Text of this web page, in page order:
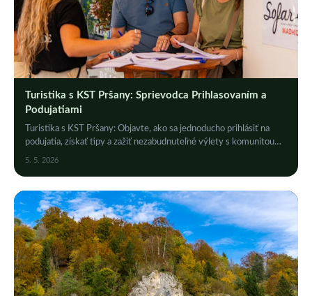
Turistika s KST Pršany: Sprievodca Prihlasovaním a
Podujatiami
Turistika s KST Pršany: Objavte, ako sa jednoducho prihlásiť na
podujatia, získať tipy a zažiť nezabudnuteľné výlety s komunitou
nadšencov. Kliknite!
5. 5. 2026